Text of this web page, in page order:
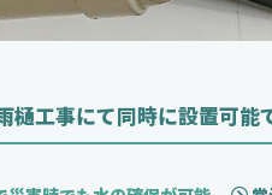
工事にて同時に設置可能